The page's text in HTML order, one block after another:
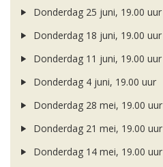
Donderdag 25 juni, 19.00 uur
Donderdag 18 juni, 19.00 uur
Donderdag 11 juni, 19.00 uur
Donderdag 4 juni, 19.00 uur
Donderdag 28 mei, 19.00 uur
Donderdag 21 mei, 19.00 uur
Donderdag 14 mei, 19.00 uur